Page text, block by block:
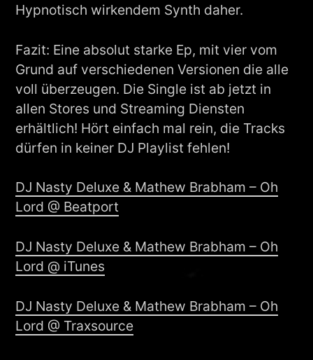
Hypnotisch wirkendem Synth daher.
Fazit: Eine absolut starke Ep, mit vier vom
Grund auf verschiedenen Versionen die alle
voll überzeugen. Die Single ist ab jetzt in
allen Stores und Streaming Diensten
erhältlich! Hört einfach mal rein, die Tracks
dürfen in keiner DJ Playlist fehlen!
DJ Nasty Deluxe & Mathew Brabham – Oh
Lord @ Beatport
DJ Nasty Deluxe & Mathew Brabham – Oh
Lord @ iTunes
DJ Nasty Deluxe & Mathew Brabham – Oh
Lord @ Traxsource